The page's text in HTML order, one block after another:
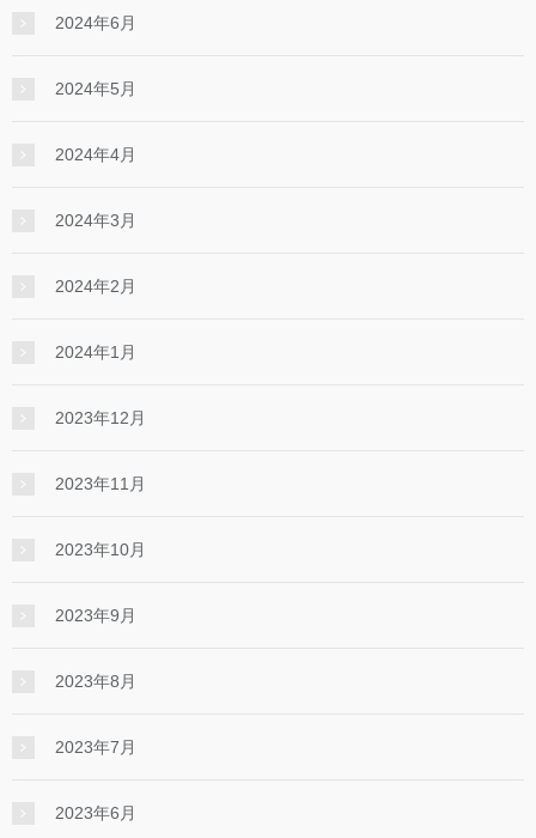
2024年6月
2024年5月
2024年4月
2024年3月
2024年2月
2024年1月
2023年12月
2023年11月
2023年10月
2023年9月
2023年8月
2023年7月
2023年6月